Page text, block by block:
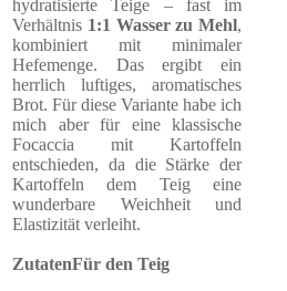
hydratisierte Teige – fast im
Verhältnis 1:1 Wasser zu Mehl,
kombiniert mit minimaler
Hefemenge. Das ergibt ein
herrlich luftiges, aromatisches
Brot. Für diese Variante habe ich
mich aber für eine klassische
Focaccia mit Kartoffeln
entschieden, da die Stärke der
Kartoffeln dem Teig eine
wunderbare Weichheit und
Elastizität verleiht.
ZutatenFür den Teig